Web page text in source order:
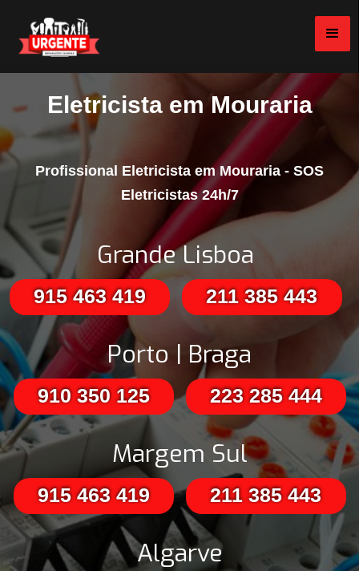
Eletricista em Mouraria
Profissional Eletricista em Mouraria - SOS
Eletricistas 24h/7
Grande Lisboa
915 463 419 211 385 443
Porto | Braga
910 350 125 223 285 444
Margem Sul
915 463 419 211 385 443
Algarve